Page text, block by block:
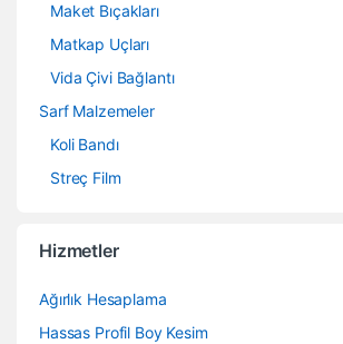
Maket Bıçakları
Matkap Uçları
Vida Çivi Bağlantı
Sarf Malzemeler
Koli Bandı
Streç Film
Hizmetler
Ağırlık Hesaplama
Hassas Profil Boy Kesim